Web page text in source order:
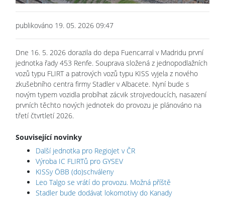
publikováno 19. 05. 2026 09:47
Dne 16. 5. 2026 dorazila do depa Fuencarral v Madridu první
jednotka řady 453 Renfe. Souprava složená z jednopodlažních
vozů typu FLIRT a patrových vozů typu KISS vyjela z nového
zkušebního centra firmy Stadler v Albacete. Nyní bude s
novým typem vozidla probíhat zácvik strojvedoucích, nasazení
prvních těchto nových jednotek do provozu je plánováno na
třetí čtvrtletí 2026.
Související novinky
Další jednotka pro RegioJet v ČR
Výroba IC FLIRTů pro GYSEV
KISSy ÖBB (do)schváleny
Leo Talgo se vrátí do provozu. Možná příště
Stadler bude dodávat lokomotivy do Kanady